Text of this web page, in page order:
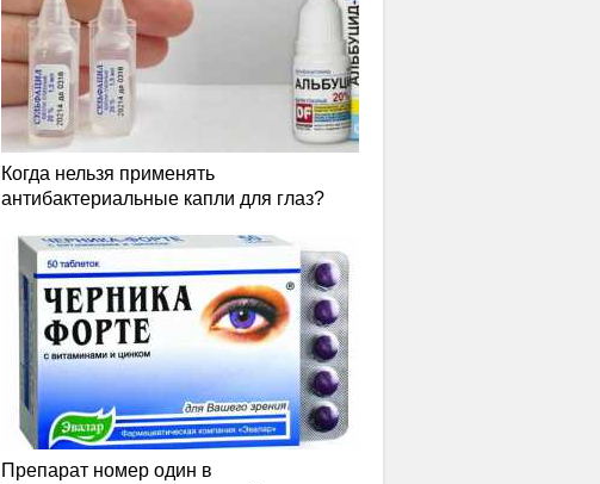
Когда нельзя применять
антибактериальные капли для глаз?
Препарат номер один в